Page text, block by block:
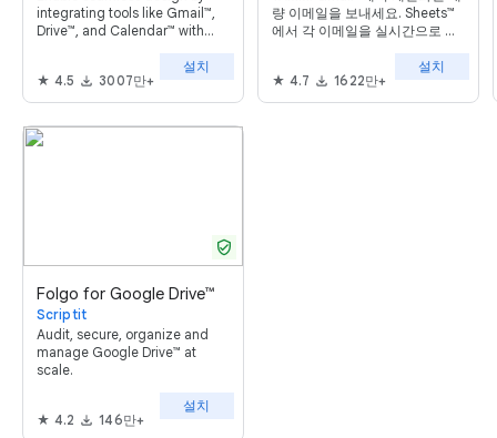
integrating tools like Gmail™,
Drive™, and Calendar™ with
organizations.
4.5 3007만+
설치
량 이메일을 보내세요. Sheets™
에서 각 이메일을 실시간으로 추
4.7
1622만+
설치
Folgo for Google Drive™
Scriptit
Audit, secure, organize and
manage Google Drive™ at
scale.
4.2 146만+
verified_user
설치